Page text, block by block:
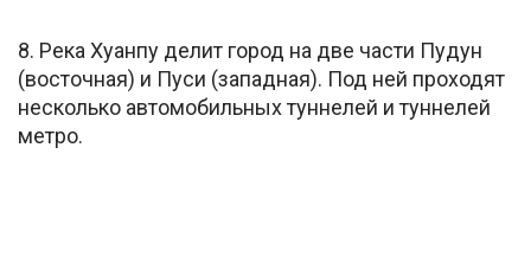
8. Река Хуанпу делит город на две части Пудун
(восточная) и Пуси (западная). Под ней проходят
несколько автомобильных туннелей и туннелей
метро.